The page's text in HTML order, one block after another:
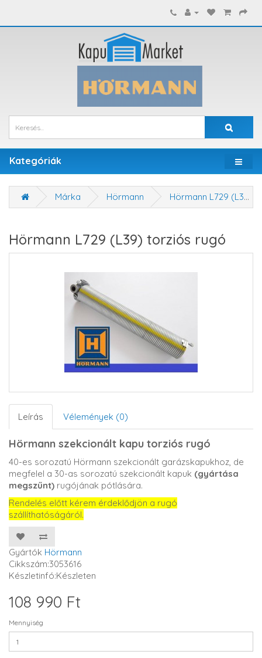
Kategóriák
Márka Hörmann Hörmann L729 (L39) torziós rugó
Hörmann L729 (L39) torziós rugó
Leírás Vélemények (0)
Hörmann szekcionált kapu torziós rugó
40-es sorozatú Hörmann szekcionált garázskapukhoz, de
megfelel a 30-as sorozatú szekcionált kapuk (gyártása
megszűnt) rugójának pótlására.
Rendelés előtt kérem érdeklődjön a rugó
szállíthatóságáról.
Gyártók Hörmann
Cikkszám:3053616
Készletinfó:Készleten
108 990 Ft
Mennyiség